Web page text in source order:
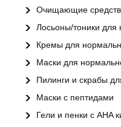
Очищающие
Лосьоны/тоники для
Кремы для
Маски для
Пилинги и скрабы
Маски с пептидами
Гели и пенки с AHA